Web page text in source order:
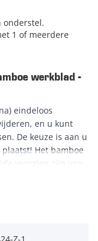
onderstel.
1 of meerdere
werkblad -
eindeloos
en u kunt
De keuze is aan u
Het bamboe
voorzien zijn van